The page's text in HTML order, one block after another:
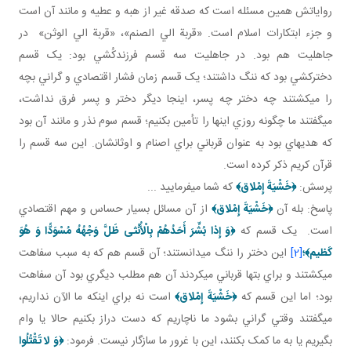
رواياتش همين مسئله است که صدقه غير از هبه و عطيه و مانند آن است
و جزء ابتکارات اسلام است. «قربة الي الصنم»، «قربة الي الوثن» در
جاهليت هم بود. در جاهليت سه قسم فرزندکُشي بود: يک قسم
دخترکشي بود که ننگ داشتند؛ يک قسم زمان فشار اقتصادي و گراني بچه
را مي کشتند چه دختر چه پسر، اينجا ديگر دختر و پسر فرق نداشت،
می گفتند ما چگونه روزي اينها را تأمين بکنيم؛ قسم سوم نذر و مانند آن بود
که هديه اي بود به عنوان قرباني براي اصنام و اوثانشان. اين سه قسم را
قرآن کريم ذکر کرده است.
پرسش:﴿خَشْيَةَ إِمْلاق﴾که شما می­فرماييد ...
پاسخ: بله آن﴿خَشْيَةَ إِمْلاق﴾ از آن مسائل بسيار حساس و مهم اقتصادي
است. يک قسم که﴿وَ إِذا بُشِّرَ أَحَدُهُمْ بِالْأُنْثی‏ ظَلَّ وَجْهُهُ مُسْوَدًّا وَ هُوَ
كَظيم‏﴾؛[2]
اين دختر را ننگ مي دانستند؛ آن قسم هم که به سبب سفاهت
مي کشتند و براي بت ها قرباني مي کردند آن هم مطلب ديگري بود آن سفاهت
بود؛ اما اين قسم که﴿خَشْيَةَ إِمْلاق﴾است نه براي اينکه ما الآن نداريم،
مي گفتند وقتي گراني بشود ما ناچاريم که دست دراز بکنيم حالا يا وام
بگيريم يا به ما کمک بکنند، اين با غرور ما سازگار نيست. فرمود:﴿وَ لا تَقْتُلُوا